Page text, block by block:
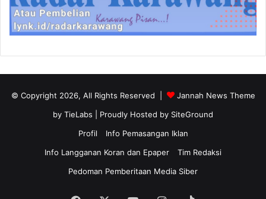
© Copyright 2026, All Rights Reserved |
Jannah News Theme
by TieLabs | Proudly Hosted by SiteGround
Profil
Info Pemasangan Iklan
Info Langganan Koran dan Epaper
Tim Redaksi
Pedoman Pemberitaan Media Siber